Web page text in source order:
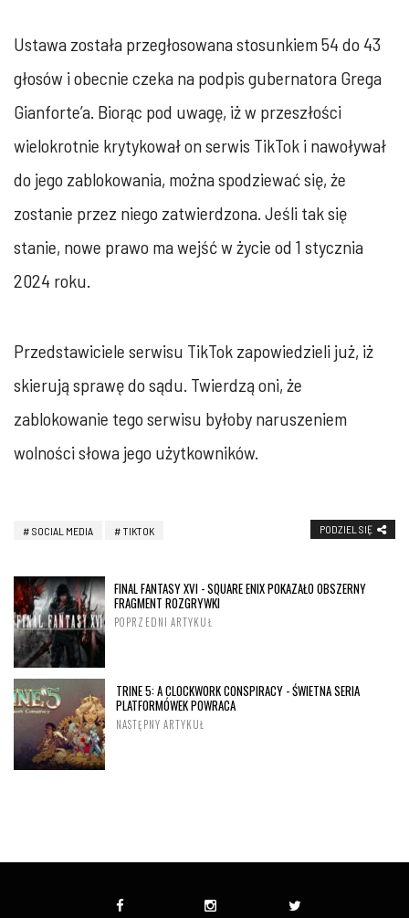
Ustawa została przegłosowana stosunkiem 54 do 43
głosów i obecnie czeka na podpis gubernatora Grega
Gianforte’a. Biorąc pod uwagę, iż w przeszłości
wielokrotnie krytykował on serwis TikTok i nawoływał
do jego zablokowania, można spodziewać się, że
zostanie przez niego zatwierdzona. Jeśli tak się
stanie, nowe prawo ma wejść w życie od 1 stycznia
2024 roku.
Przedstawiciele serwisu TikTok zapowiedzieli już, iż
skierują sprawę do sądu. Twierdzą oni, że
zablokowanie tego serwisu byłoby naruszeniem
wolności słowa jego użytkowników.
SOCIAL MEDIA TIKTOK PODZIEL SIĘ
FINAL FANTASY XVI - SQUARE ENIX POKAZAŁO OBSZERNY
FRAGMENT ROZGRYWKI
POPRZEDNI ARTYKUŁ
TRINE 5: A CLOCKWORK CONSPIRACY - ŚWIETNA SERIA
PLATFORMÓWEK POWRACA
NASTĘPNY ARTYKUŁ